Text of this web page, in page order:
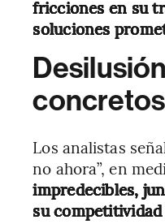
fricciones en su
soluciones
concretos
Los analistas
no ahora”, en
impredecibles,
su